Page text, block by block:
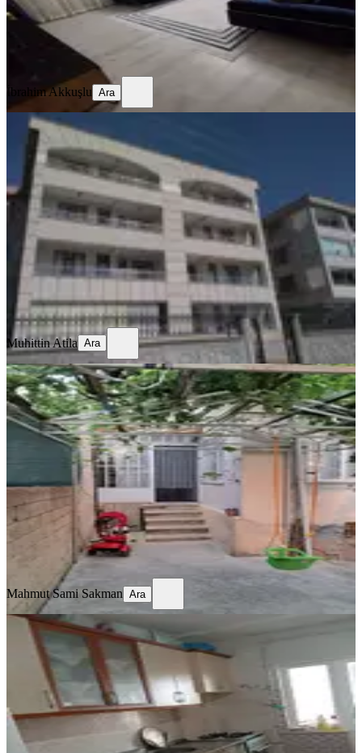
İbrahim Akkuşlu
İbrahim Akkuşlu Ara
BALKONLU
Beyhekim Mahallesi 3+1 Daire Konya
Selçuklu
Konya, Selçuklu
3+1·195 m² 3. Kat· 22.07.2026
5.800.000 ₺
Muhittin Atila
Ara
Muhittin Atila Ara
BALKONLU
Kovanağzı Mahallesinde+1 Müstakil
Ev
Konya, Meram
3+1
·150 m² Müstakil · 16.07.2026
3.350.000 ₺
Mahmut Sami Sakman
Mahmut Sami Sakman Ara
BALKONLU
Arakat 3+1
Konya, Meram
3+1 · 119 m² ·5. Kat·16.07.2026
3.300.000 ₺